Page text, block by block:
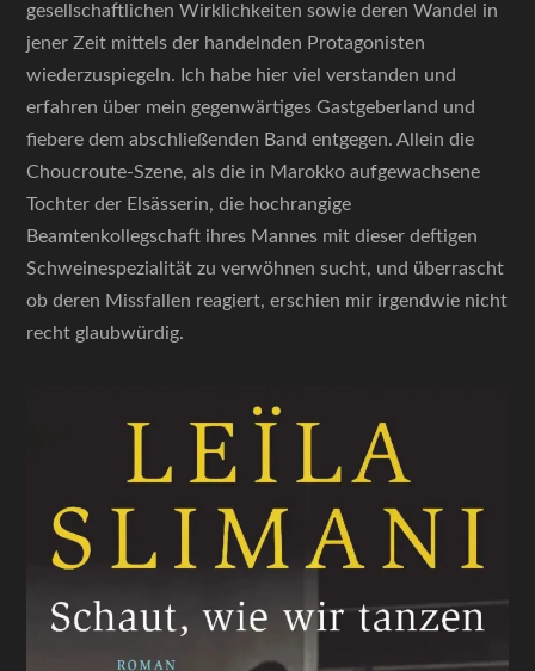
gesellschaftlichen Wirklichkeiten sowie deren Wandel in
jener Zeit mittels der handelnden Protagonisten
wiederzuspiegeln. Ich habe hier viel verstanden und
erfahren über mein gegenwärtiges Gastgeberland und
fiebere dem abschließenden Band entgegen. Allein die
Choucroute-Szene, als die in Marokko aufgewachsene
Tochter der Elsässerin, die hochrangige
Beamtenkollegschaft ihres Mannes mit dieser deftigen
Schweinespezialität zu verwöhnen sucht, und überrascht
ob deren Missfallen reagiert, erschien mir irgendwie nicht
recht glaubwürdig.